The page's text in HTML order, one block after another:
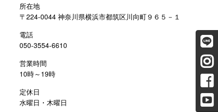
所在地
〒224-0044 神奈川県横浜市都筑区川向町９６５－１
電話
050-3554-6610
営業時間
10時～19時
定休日
水曜日・木曜日